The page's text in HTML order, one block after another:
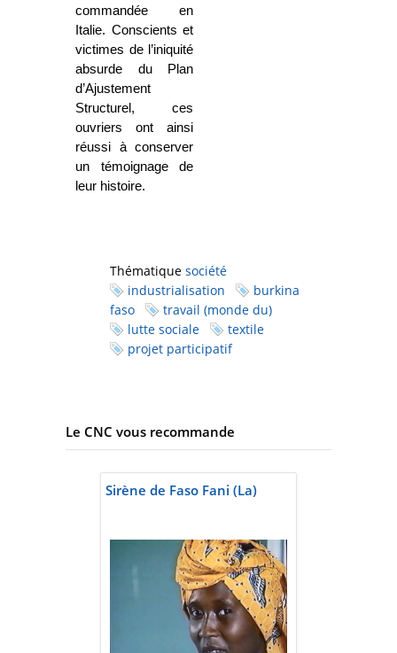
commandée en
Italie. Conscients et
victimes de l’iniquité
absurde du Plan
d’Ajustement
Structurel, ces
ouvriers ont ainsi
réussi à conserver
un témoignage de
leur histoire.
Thématique société
industrialisation
burkina
faso
travail (monde du)
lutte sociale
textile
projet participatif
Le CNC vous recommande
Sirène de Faso Fani (La)